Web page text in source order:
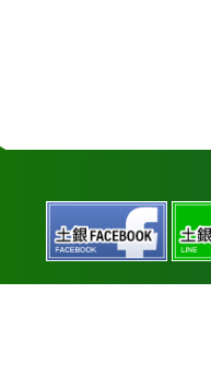
土
銀